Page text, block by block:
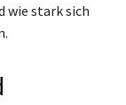
wie stark sich